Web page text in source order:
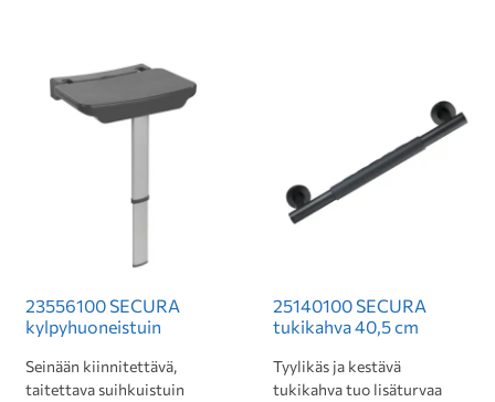
23556100 SECURA
kylpyhuoneistuin
Seinään kiinnitettävä,
taitettava suihkuistuin
25140100 SECURA
tukikahva 40,5 cm
Tyylikäs ja kestävä
tukikahva tuo lisäturvaa